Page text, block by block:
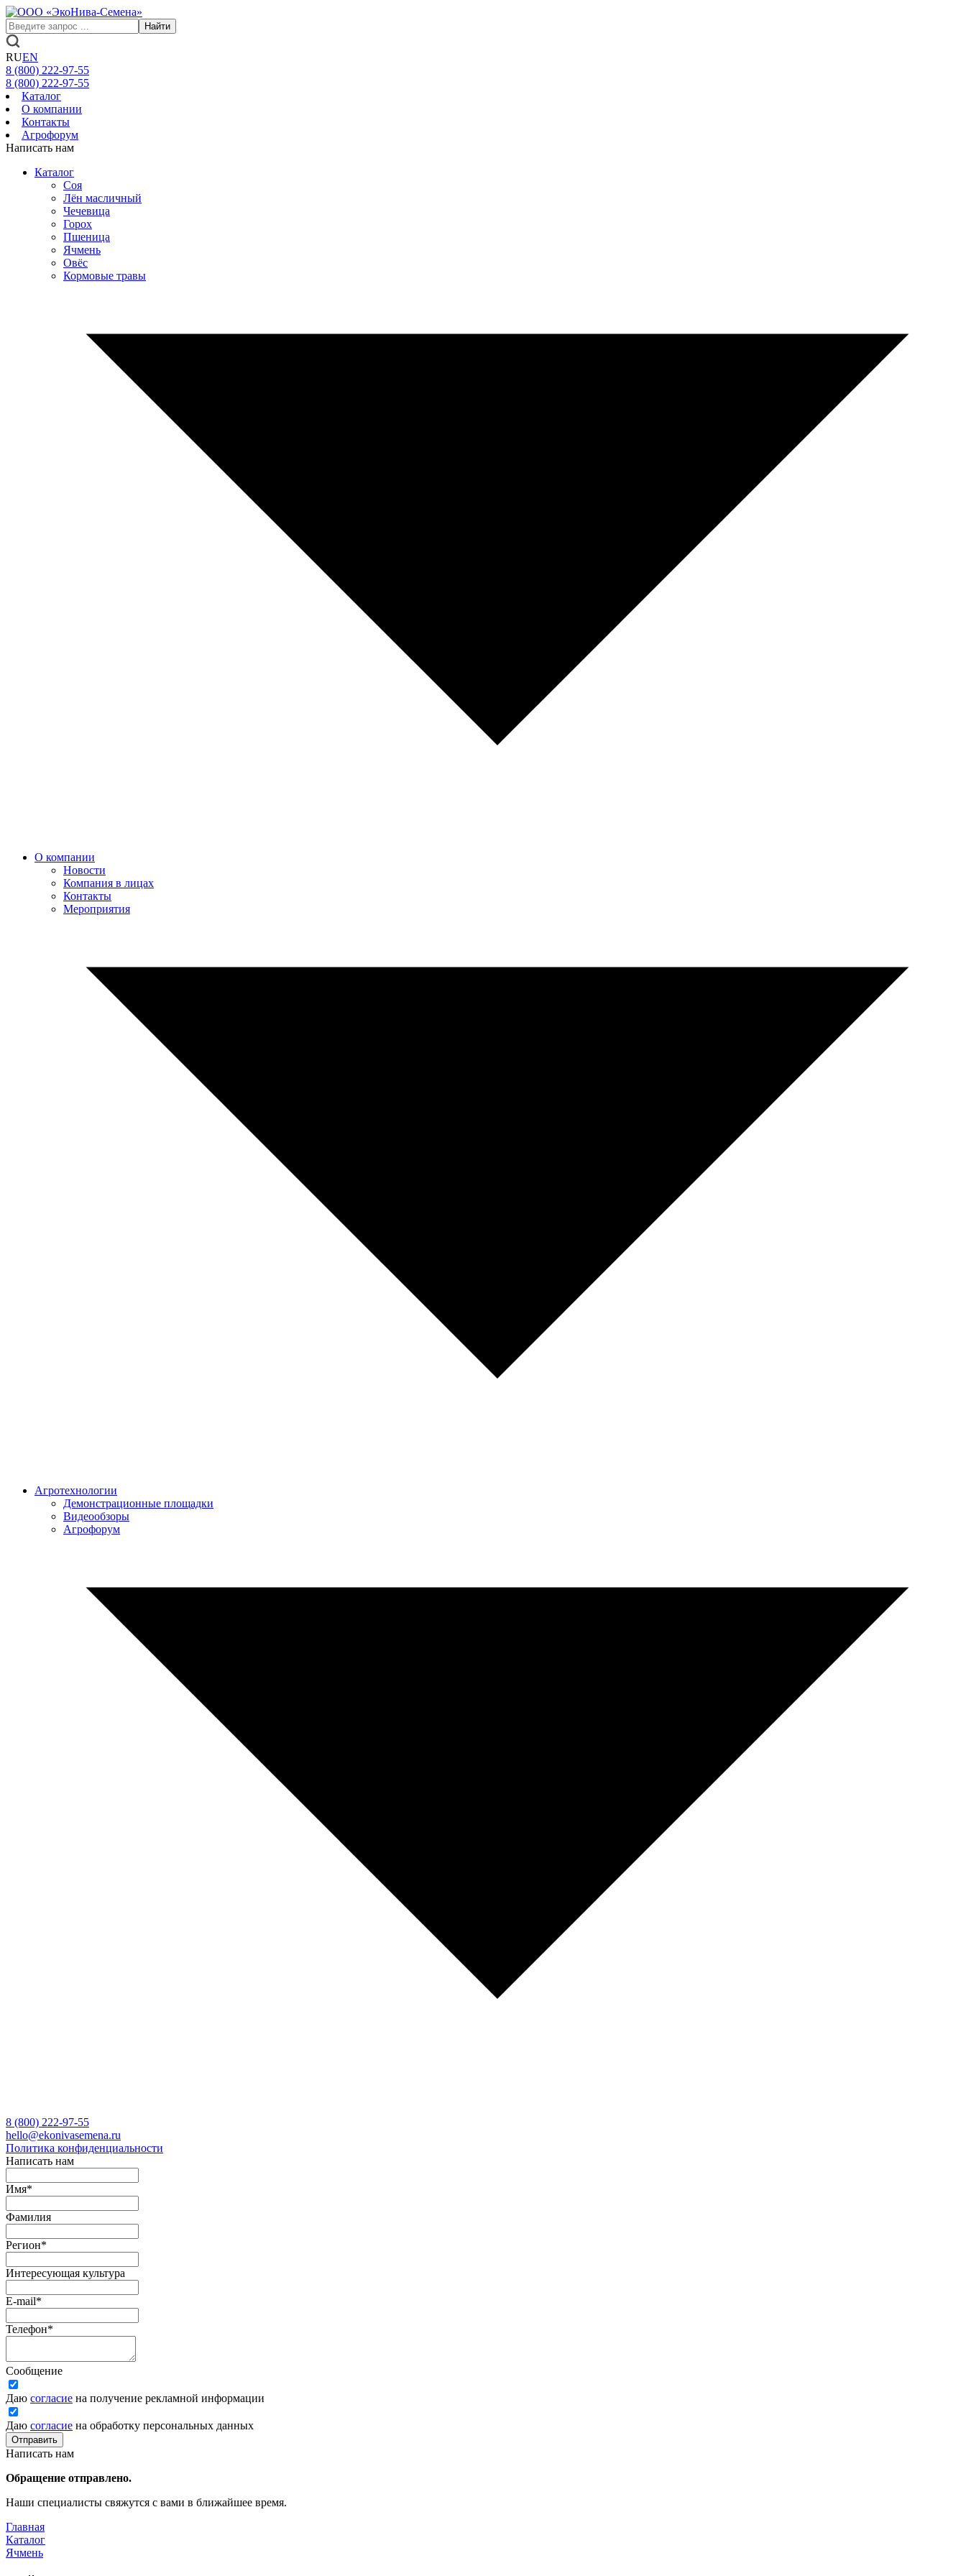
Найти
RUEN
8 (800) 222-97-55
8 (800) 222-97-55
Каталог
О компании
Контакты
Агрофорум
Написать нам
Каталог
Соя
Лён масличный
Чечевица
Горох
Пшеница
Ячмень
Овёс
Кормовые травы
О компании
Новости
Компания в лицах
Контакты
Мероприятия
Агротехнологии
Демонстрационные площадки
Видеообзоры
Агрофорум
8 (800) 222-97-55
hello@ekonivasemena.ru
Политика конфиденциальности
Написать нам
Имя*
Фамилия
Регион*
Интересующая культура
E-mail*
Телефон*
Сообщение
Даю согласие на получение рекламной информации
Даю согласие на обработку персональных данных
Отправить
Написать нам
Обращение отправлено.
Наши специалисты свяжутся с вами в ближайшее время.
Главная
Каталог
Ячмень